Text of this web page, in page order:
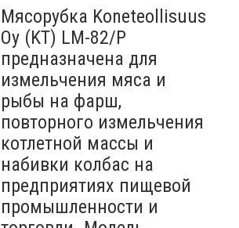
Мясорубка Koneteollisuus
Oy (KT)​ LM-82/P
предназначена для
измельчения мяса и
рыбы на фарш,
повторного измельчения
котлетной массы и
набивки колбас на
предприятиях пищевой
промышленности и